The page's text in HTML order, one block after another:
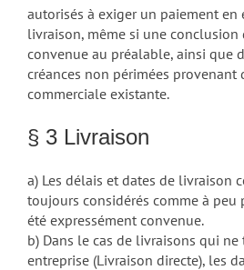
autorisés à exiger un paiement en
livraison, même si une conclusion
convenue au préalable, ainsi que
créances non périmées provenant
commerciale existante.
§ 3 Livraison
a) Les délais et dates de livraison
toujours considérés comme à peu
été expressément convenue.
b) Dans le cas de livraisons qui
entreprise (Livraison directe), les